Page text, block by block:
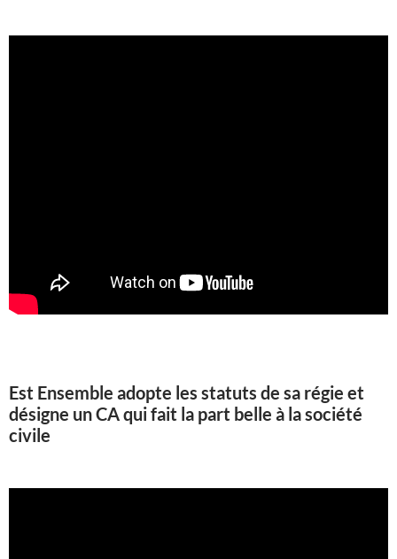
Est Ensemble adopte les statuts de sa régie et
désigne un CA qui fait la part belle à la société
civile